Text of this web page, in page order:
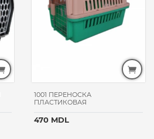
1001 ПЕРЕНОСКА
ПЛАСТИКОВАЯ
470 MDL